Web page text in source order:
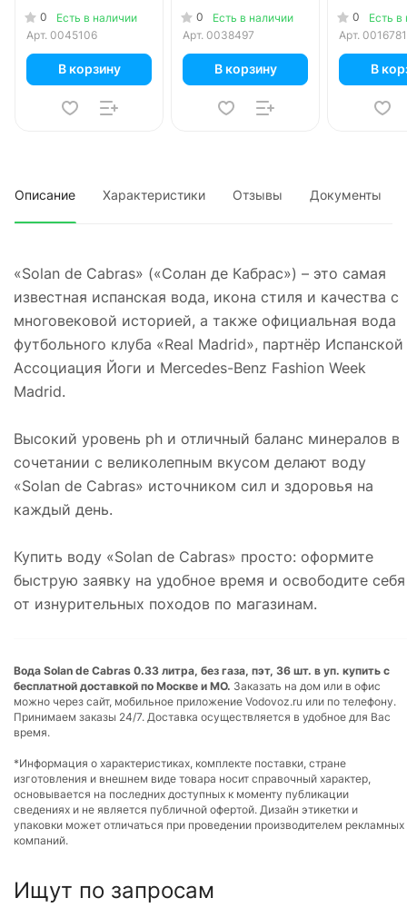
шт. в уп.
0
Есть в наличии
Арт. 0045106
В корзину
в уп.
0
Есть в наличии
Арт. 0038497
В корзину
в уп.
0
Есть в
Арт. 0016781
В
Описание Характеристики Отзывы Документы
«Solan de Cabras» («Солан де Кабрас») – это самая
известная испанская вода, икона стиля и качества с
многовековой историей, а также официальная вода
футбольного клуба «Real Madrid», партнёр Испанской
Ассоциация Йоги и Mercedes-Benz Fashion Week
Madrid.
Высокий уровень ph и отличный баланс минералов в
сочетании с великолепным вкусом делают воду
«Solan de Cabras» источником сил и здоровья на
каждый день.
Купить воду «Solan de Cabras» просто: оформите
быструю заявку на удобное время и освободите себя
от изнурительных походов по магазинам.
Вода Solan de Cabras 0.33 литра, без газа, пэт, 36 шт. в уп. купить с
бесплатной доставкой по Москве и МО. Заказать на дом или в офис
можно через сайт, мобильное приложение Vodovoz.ru или по телефону.
Принимаем заказы 24/7. Доставка осуществляется в удобное для Вас
время.
*Информация о характеристиках, комплекте поставки, стране
изготовления и внешнем виде товара носит справочный характер,
основывается на последних доступных к моменту публикации
сведениях и не является публичной офертой. Дизайн этикетки и
упаковки может отличаться при проведении производителем рекламных
компаний.
Ищут по запросам